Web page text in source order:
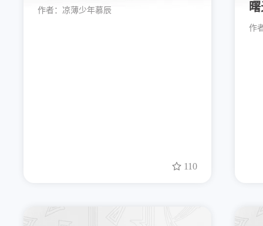
作者： 凉薄少年慕辰
110
作